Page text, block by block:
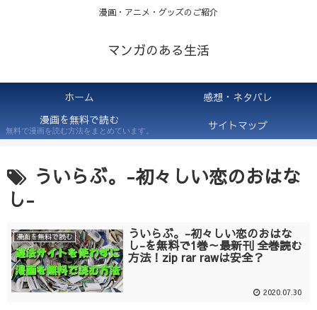
漫画・アニメ・グッズのご紹介
マンガのある生活
ホーム
感想・ネタバレ
漫画を無料で読む
無料で漫画を読む方法をまとめています。 サイトマップ
ういらぶ。-初々しい恋のおはな
し-
漫画を無料で読む ういらぶ。-初々しい恋のおはな
し-を無料で1巻～最新刊 全巻読む
方法！zip rar rawは安全？
2020.07.30